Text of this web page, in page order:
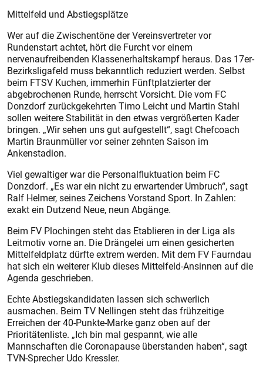
Mittelfeld und Abstiegsplätze
Wer auf die Zwischentöne der Vereinsvertreter vor
Rundenstart achtet, hört die Furcht vor einem
nervenaufreibenden Klassenerhaltskampf heraus. Das 17er-
Bezirksligafeld muss bekanntlich reduziert werden. Selbst
beim FTSV Kuchen, immerhin Fünftplatzierter der
abgebrochenen Runde, herrscht Vorsicht. Die vom FC
Donzdorf zurückgekehrten Timo Leicht und Martin Stahl
sollen weitere Stabilität in den etwas vergrößerten Kader
bringen. „Wir sehen uns gut aufgestellt“, sagt Chefcoach
Martin Braunmüller vor seiner zehnten Saison im
Ankenstadion.
Viel gewaltiger war die Personalfluktuation beim FC
Donzdorf. „Es war ein nicht zu erwartender Umbruch“, sagt
Ralf Helmer, seines Zeichens Vorstand Sport. In Zahlen:
exakt ein Dutzend Neue, neun Abgänge.
Beim FV Plochingen steht das Etablieren in der Liga als
Leitmotiv vorne an. Die Drängelei um einen gesicherten
Mittelfeldplatz dürfte extrem werden. Mit dem FV Faurndau
hat sich ein weiterer Klub dieses Mittelfeld-Ansinnen auf die
Agenda geschrieben.
Echte Abstiegskandidaten lassen sich schwerlich
ausmachen. Beim TV Nellingen steht das frühzeitige
Erreichen der 40-Punkte-Marke ganz oben auf der
Prioritätenliste. „Ich bin mal gespannt, wie alle
Mannschaften die Coronapause überstanden haben“, sagt
TVN-Sprecher Udo Kressler.